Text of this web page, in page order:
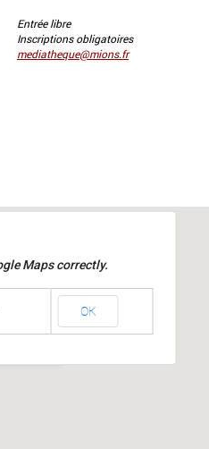
Entrée libre
Inscriptions obligatoires
mediatheque@mions.fr
Prévert
Maps correctly.
OK